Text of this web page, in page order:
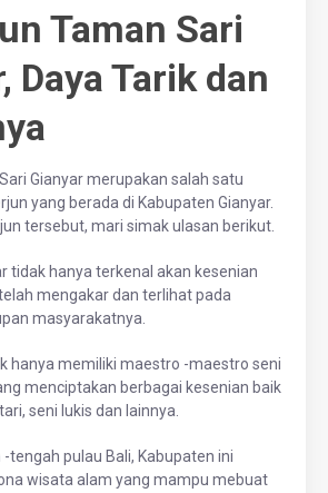
Taman Sari
Daya Tarik dan
Gianyar merupakan salah satu
yang berada di Kabupaten Gianyar.
tersebut, mari simak ulasan berikut.
tidak hanya terkenal akan kesenian
mengakar dan terlihat pada
masyarakatnya.
hanya memiliki maestro -maestro seni
menciptakan berbagai kesenian baik
seni lukis dan lainnya.
tengah pulau Bali, Kabupaten ini
wisata alam yang mampu mebuat